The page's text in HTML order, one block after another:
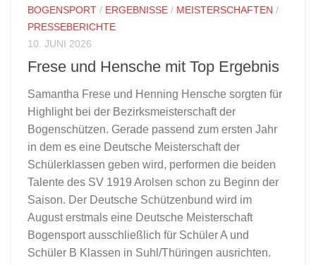
BOGENSPORT / ERGEBNISSE / MEISTERSCHAFTEN /
PRESSEBERICHTE
10. JUNI 2026
Frese und Hensche mit Top Ergebnis
Samantha Frese und Henning Hensche sorgten für
Highlight bei der Bezirksmeisterschaft der
Bogenschützen. Gerade passend zum ersten Jahr
in dem es eine Deutsche Meisterschaft der
Schülerklassen geben wird, performen die beiden
Talente des SV 1919 Arolsen schon zu Beginn der
Saison. Der Deutsche Schützenbund wird im
August erstmals eine Deutsche Meisterschaft
Bogensport ausschließlich für Schüler A und
Schüler B Klassen in Suhl/Thüringen ausrichten.